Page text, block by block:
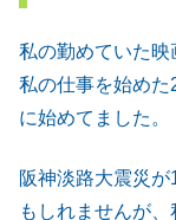
私の勤めていた映
私の仕事を始め
に始めてました。
阪神淡路大震災
もしれませんが